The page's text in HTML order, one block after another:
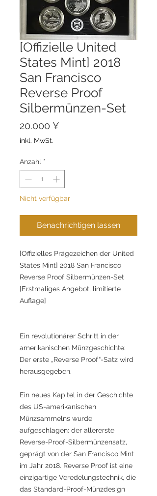
[Offizielle United
States Mint] 2018
San Francisco
Reverse Proof
Silbermünzen-Set
20.000 ¥
inkl. MwSt.
Anzahl *
Nicht verfügbar
Benachrichtigen lassen
[Offizielles Prägezeichen der United
States Mint] 2018 San Francisco
Reverse Proof Silbermünzen-Set
[Erstmaliges Angebot, limitierte
Auflage]
Ein revolutionärer Schritt in der
amerikanischen Münzgeschichte:
Der erste „Reverse Proof“-Satz wird
herausgegeben.
Ein neues Kapitel in der Geschichte
des US-amerikanischen
Münzsammelns wurde
aufgeschlagen: der allererste
Reverse-Proof-Silbermünzensatz,
geprägt von der San Francisco Mint
im Jahr 2018. Reverse Proof ist eine
einzigartige Veredelungstechnik, die
das Standard-Proof-Münzdesign